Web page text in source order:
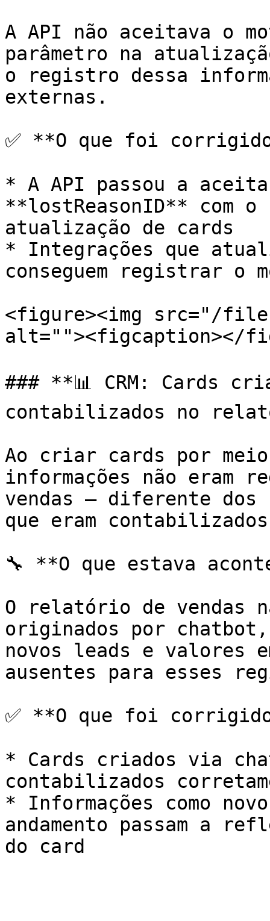
A API não aceitava o
parâmetro na
o registro dessa
externas.
✅ **O que foi
* A API passou a
**lostReasonID** com
atualização de cards
* Integrações que
conseguem registrar o
<figure><img src="/
alt=""><figcaption></
### **📊 CRM: Cards
contabilizados no
Ao criar cards por
informações não eram
vendas — diferente dos
que eram
🔧 **O que estava
O relatório de vendas
originados por chatbot,
novos leads e valores
ausentes para esses
✅ **O que foi
* Cards criados via
contabilizados
* Informações como
andamento passam a